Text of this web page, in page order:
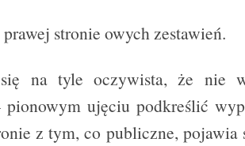
stronie owych zestawień.
na tyle oczywista, że nie
ujęciu podkreślić
z tym, co publiczne, pojawia